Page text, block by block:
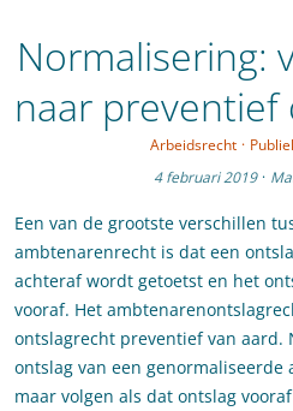
Normalisering:
naar preventief
Arbeidsrecht ·
4 februari 2019 ·
Een van de grootste verschillen
ambtenarenrecht is dat een
achteraf wordt getoetst en het
vooraf. Het
ontslagrecht preventief van aard.
ontslag van een genormaliseerde
maar volgen als dat ontslag